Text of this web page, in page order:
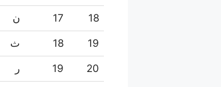
18
17 ن
19
18 ث
20
19 ر